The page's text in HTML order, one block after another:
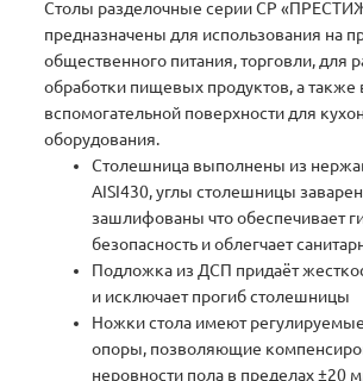
Столы разделочные серии СР
предназначены для использования на
общественного питания, торговли, для
обработки пищевых продуктов, а также
вспомогательной поверхности для
оборудования.
Столешница выполнены из
AISI430, углы столешницы
зашлифованы что обеспечивает
безопасность и облегчает
Подложка из ДСП придаёт
и исключает прогиб столешницы
Ножки стола имеют
опоры, позволяющие
неровности пола в пределах ±20